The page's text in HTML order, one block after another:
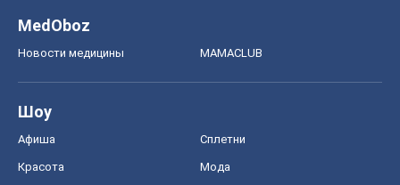
MedOboz
Новости медицины MAMACLUB
Шоу
Афиша Сплетни
Красота Мода